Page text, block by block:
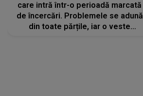
care intră într-o perioadă marcată
de încercări. Problemele se adună
din toate părțile, iar o veste